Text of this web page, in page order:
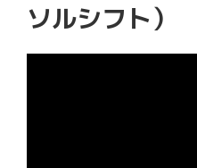
ソルシフト）